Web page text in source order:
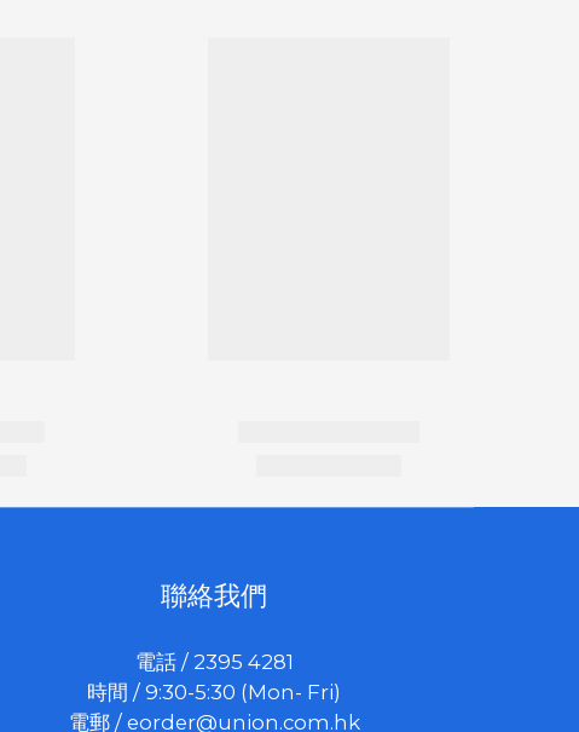
聯絡我們
電話 / 2395 4281
時間 / 9:30-5:30 (Mon- Fri)
電郵 / eorder@union.com.hk